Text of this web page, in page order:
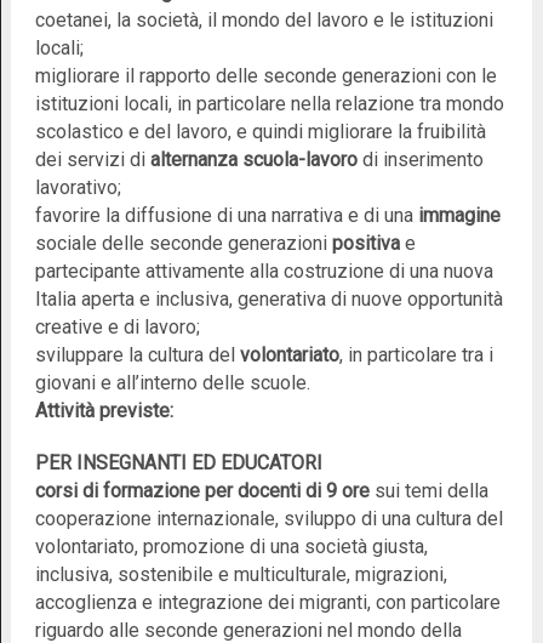
coetanei, la società, il mondo del lavoro e le istituzioni
locali;
migliorare il rapporto delle seconde generazioni con le
istituzioni locali, in particolare nella relazione tra mondo
scolastico e del lavoro, e quindi migliorare la fruibilità
dei servizi di alternanza scuola-lavorodi inserimento
lavorativo;
favorire la diffusione di una narrativa e di una immagine
sociale delle seconde generazioni positivae
partecipante attivamente alla costruzione di una nuova
Italia aperta e inclusiva, generativa di nuove opportunità
creative e di lavoro;
sviluppare la cultura del volontariato, in particolare tra i
giovani e all’interno delle scuole.
Attività previste:
PER INSEGNANTI ED EDUCATORI
corsi di formazione per docenti di 9 ore sui temi della
cooperazione internazionale, sviluppo di una cultura del
volontariato, promozione di una società giusta,
inclusiva, sostenibile e multiculturale, migrazioni,
accoglienza e integrazione dei migranti, con particolare
riguardo alle seconde generazioni nel mondo della